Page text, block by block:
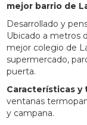
mejor barrio de
Desarrollado y
Ubicado a metros
mejor colegio de
supermercado,
puerta.
Características y
ventanas
y campana.